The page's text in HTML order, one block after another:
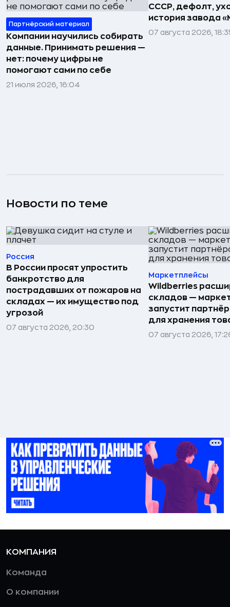
Партнёрский материал
Компании научились собирать
данные. Принимать решения —
нет: почему цифры не
помогают сами по себе
21 июля 2026, 16:04
СССР, дефолт,
история завода
07 августа 2026,
Новости по теме
Россия
В России просят упростить
банкротство для
пострадавших от пожаров на
складах — их имущество под
угрозой
07 августа 2026, 20:30
Маркетплейсы
Wildberries
складов —
запустит
для хранения
07 августа 2026,
КОМПАНИЯ
Команда
О компании